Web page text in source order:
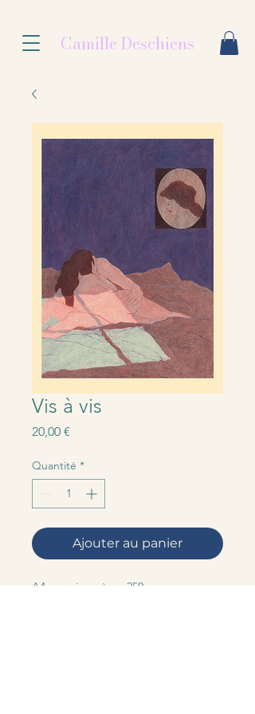
Camille Deschiens
Vis à vis
20,00 €
Quantité *
Ajouter au panier
A4 - papier crème 250g